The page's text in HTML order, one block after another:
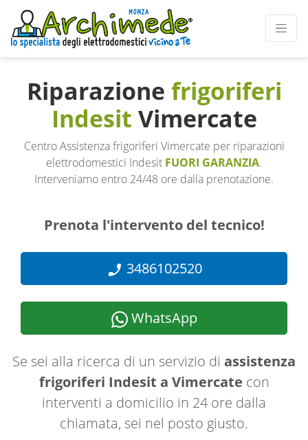
Riparazione frigoriferi
Indesit Vimercate
Centro Assistenza frigoriferi Vimercate per riparazioni
elettrodomestici Indesit FUORI GARANZIA.
Interveniamo entro 24/48 ore dalla prenotazione.
Prenota l'intervento del tecnico!
3486102520
WhatsApp
Se sei alla ricerca di un servizio di assistenza
frigoriferi Indesit a Vimercate con
interventi a domicilio in 24 ore dalla
chiamata, sei nel posto giusto.